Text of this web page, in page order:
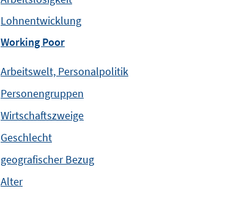
Lohnentwicklung
Working Poor
Arbeitswelt, Personalpolitik
Personengruppen
Wirtschaftszweige
Geschlecht
geografischer Bezug
Alter